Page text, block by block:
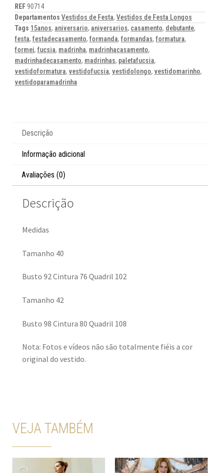
REF90714
Departamentos Vestidos de Festa, Vestidos de Festa Longos
Tags 15anos, aniversario, aniversarios, casamento, debutante,
festa, festadecasamento, formanda, formandas, formatura,
formei, fucsia, madrinha, madrinhacasamento,
madrinhadecasamento, madrinhas, paletafucsia,
vestidoformatura, vestidofucsia, vestidolongo, vestidomarinho,
vestidoparamadrinha
Descrição
Informação adicional
Avaliações (0)
Descrição
Medidas
Tamanho 40
Busto 92 Cintura 76 Quadril 102
Tamanho 42
Busto 98 Cintura 80 Quadril 108
Nota: Fotos e vídeos não são totalmente fiéis a cor
original do vestido.
VEJA TAMBÉM